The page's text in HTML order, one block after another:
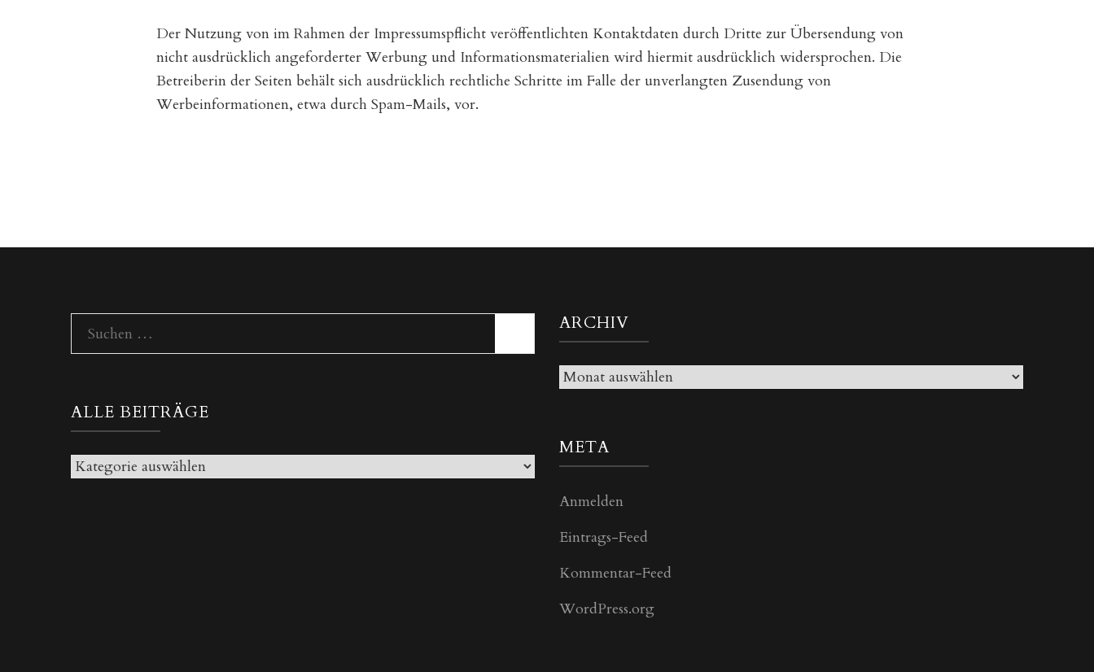
Der Nutzung von im Rahmen der Impressumspflicht veröffentlichten Kontaktdaten durch Dritte zur Übersendung von
nicht ausdrücklich angeforderter Werbung und Informationsmaterialien wird hiermit ausdrücklich widersprochen. Die
Betreiberin der Seiten behält sich ausdrücklich rechtliche Schritte im Falle der unverlangten Zusendung von
Werbeinformationen, etwa durch Spam-Mails, vor.
Suchen
nach:
ALLE BEITRÄGE
Alle
ARCHIV
Archiv
META
Anmelden
Eintrags-Feed
Kommentar-Feed
WordPress.org